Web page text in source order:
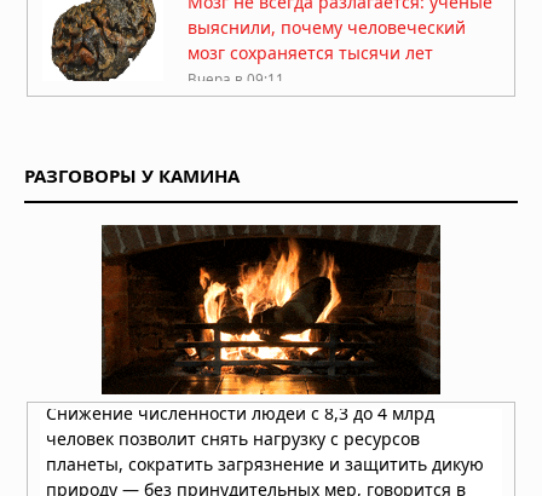
выяснили, почему человеческий
мозг сохраняется тысячи лет
Вчера в 09:11
Вчера в 09:06
Магнитное поле Земли
контролирует ваш разум и решения
Вчера в 08:24
Секрет мотивации раскрыт: в мозге
есть особые клетки
Вчера в 08:11
Неандертальцы исчезли из-за
слабых социальных связей,
выяснили учёные
РАЗГОВОРЫ У КАМИНА